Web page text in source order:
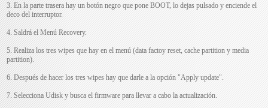
3. En la parte trasera hay un botón negro que pone BOOT, lo dejas pulsado y enciende el
deco del interruptor.
4. Saldrá el Menú Recovery.
5. Realiza los tres wipes que hay en el menú (data factoy reset, cache partition y media
partition).
6. Después de hacer los tres wipes hay que darle a la opción "Apply update".
7. Selecciona Udisk y busca el firmware para llevar a cabo la actualización.